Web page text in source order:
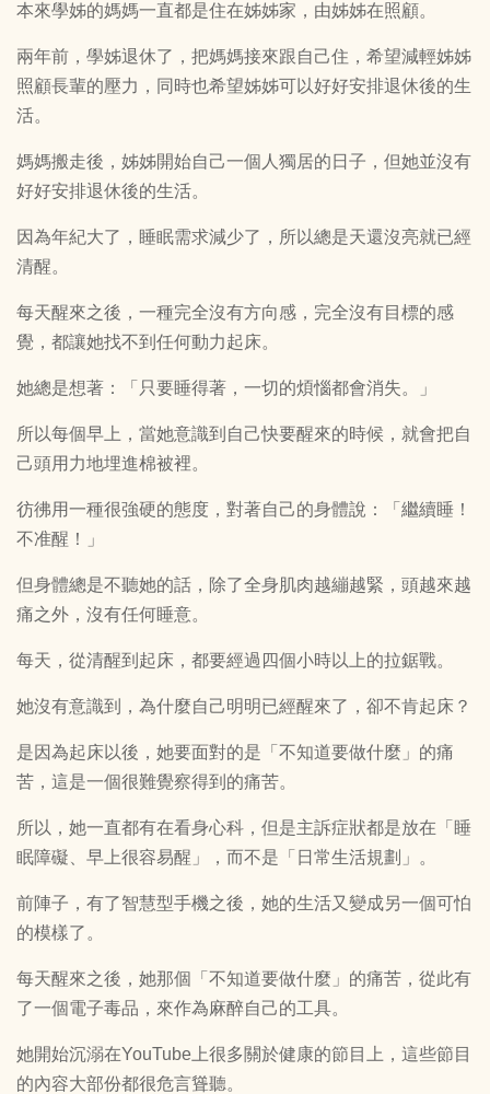
本來學姊的媽媽一直都是住在姊姊家，由姊姊在照顧。
兩年前，學姊退休了，把媽媽接來跟自己住，希望減輕姊姊
照顧長輩的壓力，同時也希望姊姊可以好好安排退休後的生
活。
媽媽搬走後，姊姊開始自己一個人獨居的日子，但她並沒有
好好安排退休後的生活。
因為年紀大了，睡眠需求減少了，所以總是天還沒亮就已經
清醒。
每天醒來之後，一種完全沒有方向感，完全沒有目標的感
覺，都讓她找不到任何動力起床。
她總是想著：「只要睡得著，一切的煩惱都會消失。」
所以每個早上，當她意識到自己快要醒來的時候，就會把自
己頭用力地埋進棉被裡。
彷彿用一種很強硬的態度，對著自己的身體說：「繼續睡！
不准醒！」
但身體總是不聽她的話，除了全身肌肉越繃越緊，頭越來越
痛之外，沒有任何睡意。
每天，從清醒到起床，都要經過四個小時以上的拉鋸戰。
她沒有意識到，為什麼自己明明已經醒來了，卻不肯起床？
是因為起床以後，她要面對的是「不知道要做什麼」的痛
苦，這是一個很難覺察得到的痛苦。
所以，她一直都有在看身心科，但是主訴症狀都是放在「睡
眠障礙、早上很容易醒」，而不是「日常生活規劃」。
前陣子，有了智慧型手機之後，她的生活又變成另一個可怕
的模樣了。
每天醒來之後，她那個「不知道要做什麼」的痛苦，從此有
了一個電子毒品，來作為麻醉自己的工具。
她開始沉溺在YouTube上很多關於健康的節目上，這些節目
的內容大部份都很危言聳聽。